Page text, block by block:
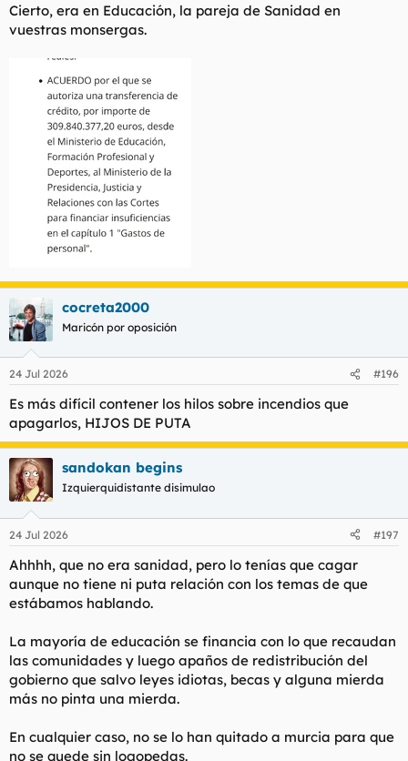
Cierto, era en Educación, la pareja de Sanidad en
vuestras monsergas.
cocreta2000
Maricón por oposición
24 Jul 2026 #196
Es más difícil contener los hilos sobre incendios que
apagarlos, HIJOS DE PUTA
sandokan begins
Izquierquidistante disimulao
24 Jul 2026 #197
Ahhhh, que no era sanidad, pero lo tenías que cagar
aunque no tiene ni puta relación con los temas de que
estábamos hablando.
La mayoría de educación se financia con lo que recaudan
las comunidades y luego apaños de redistribución del
gobierno que salvo leyes idiotas, becas y alguna mierda
más no pinta una mierda.
En cualquier caso, no se lo han quitado a murcia para que
no se quede sin logopedas.